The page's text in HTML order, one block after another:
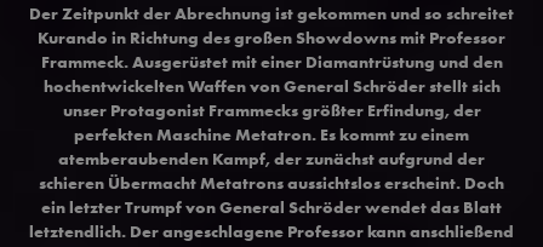
Der Zeitpunkt der Abrechnung ist gekommen und so schreitet
Kurando in Richtung des großen Showdowns mit Professor
Frammeck. Ausgerüstet mit einer Diamantrüstung und den
hochentwickelten Waffen von General Schröder stellt sich
unser Protagonist Frammecks größter Erfindung, der
perfekten Maschine Metatron. Es kommt zu einem
atemberaubenden Kampf, der zunächst aufgrund der
schieren Übermacht Metatrons aussichtslos erscheint. Doch
ein letzter Trumpf von General Schröder wendet das Blatt
letztendlich. Der angeschlagene Professor kann anschließend